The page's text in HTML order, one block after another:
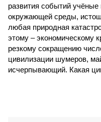
развития событий
окружающей среды,
любая природная
этому – экономическому
резкому сокращению
цивилизации шумеров,
исчерпывающий. Какая